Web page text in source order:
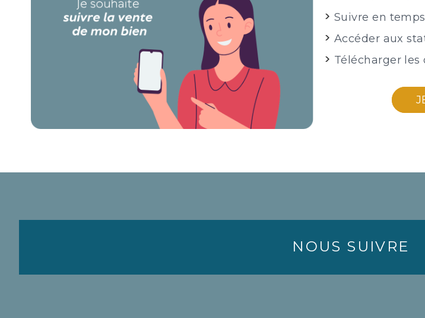
Suivre en
Accéder aux
Télécharger les
NOUS SUIVRE